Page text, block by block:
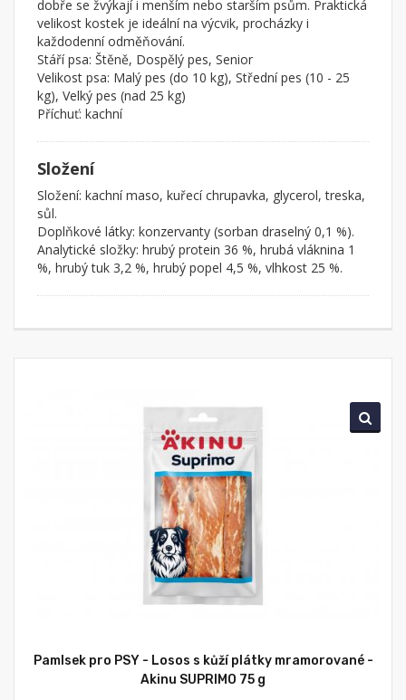
dobře se žvýkají i menším nebo starším psům. Praktická
velikost kostek je ideální na výcvik, procházky i
každodenní odměňování.
Stáří psa: Štěně, Dospělý pes, Senior
Velikost psa: Malý pes (do 10 kg), Střední pes (10 - 25
kg), Velký pes (nad 25 kg)
Příchuť: kachní
Složení
Složení: kachní maso, kuřecí chrupavka, glycerol, treska,
sůl.
Doplňkové látky: konzervanty (sorban draselný 0,1 %).
Analytické složky: hrubý protein 36 %, hrubá vláknina 1
%, hrubý tuk 3,2 %, hrubý popel 4,5 %, vlhkost 25 %.
Pamlsek pro PSY - Losos s kůží plátky mramorované -
Akinu SUPRIMO 75 g